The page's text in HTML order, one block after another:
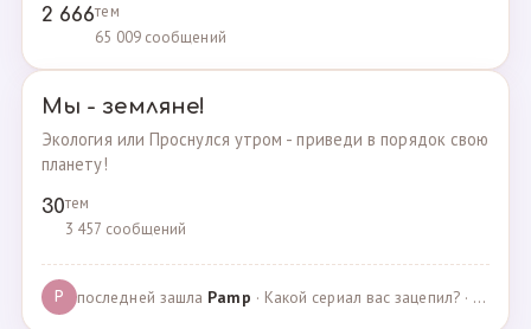
2 666тем
65 009 сообщений
Мы - земляне!
Экология или Проснулся утром - приведи в порядок свою
планету!
30тем
3 457 сообщений
P последней зашла Pamp · Какой сериал вас зацепил? · 07.05.2025